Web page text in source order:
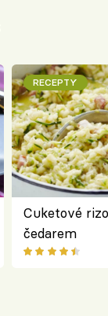
RECEPTY
Cuketové
čedarem